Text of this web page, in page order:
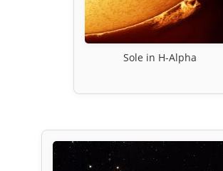
Sole in H-Alpha